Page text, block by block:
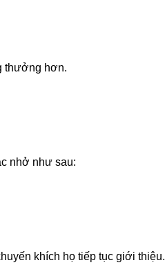
thưởng hơn.
nhở như sau:
khích họ tiếp tục giới thiệu.